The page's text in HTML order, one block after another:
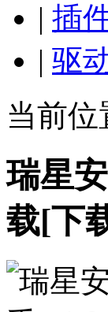
| 插
| 驱
当前位
瑞星
载[下